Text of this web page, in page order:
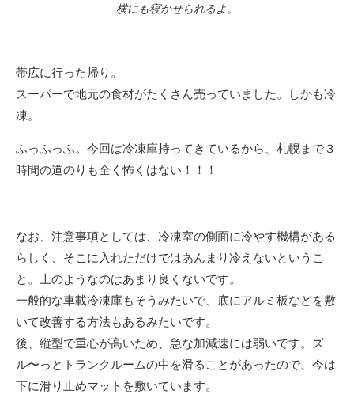
横にも寝かせられるよ。
帯広に行った帰り。
スーパーで地元の食材がたくさん売っていました。しかも冷
凍。
ふっふっふ。今回は冷凍庫持ってきているから、札幌まで３
時間の道のりも全く怖くはない！！！
なお、注意事項としては、冷凍室の側面に冷やす機構がある
らしく、そこに入れただけではあんまり冷えないというこ
と。上のようなのはあまり良くないです。
一般的な車載冷凍庫もそうみたいで、底にアルミ板などを敷
いて改善する方法もあるみたいです。
後、縦型で重心が高いため、急な加減速には弱いです。ズ
ル〜っとトランクルームの中を滑ることがあったので、今は
下に滑り止めマットを敷いています。